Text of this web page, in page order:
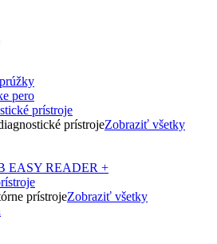
prístroje
prístrojeZobraziť všetky
prístrojeZobraziť všetky